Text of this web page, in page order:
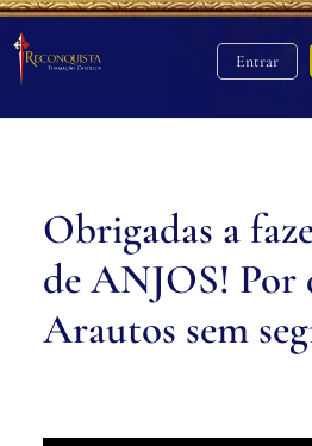
Entrar
Obrigadas a
de ANJOS! Por
Arautos sem